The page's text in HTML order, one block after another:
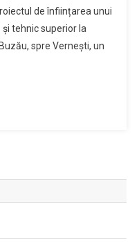
de înființarea unui
tehnic superior la
spre Vernești, un